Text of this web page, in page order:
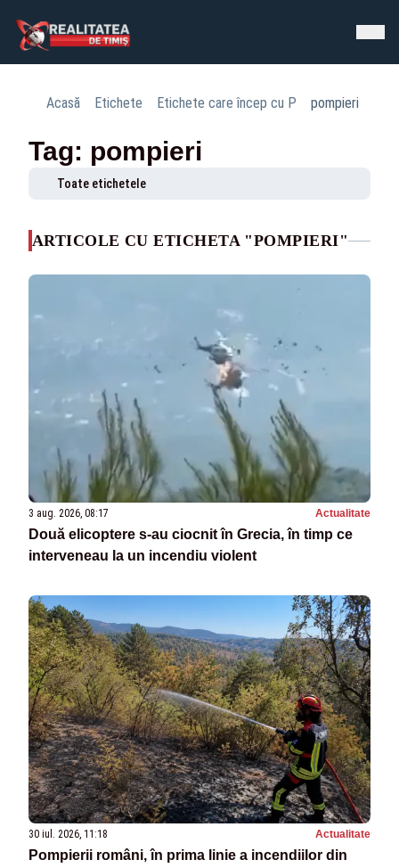
Acasă Etichete Etichete care încep cu P pompieri
Tag: pompieri
Toate etichetele
ARTICOLE CU ETICHETA "POMPIERI"
3 aug. 2026, 08:17 Actualitate
Două elicoptere s-au ciocnit în Grecia, în timp ce
interveneau la un incendiu violent
30 iul. 2026, 11:18 Actualitate
Pompierii români, în prima linie a incendiilor din